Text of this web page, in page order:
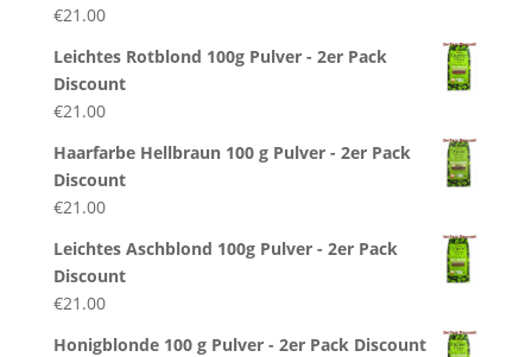
€21.00
Leichtes Rotblond 100g Pulver - 2er Pack
Discount
€21.00
Haarfarbe Hellbraun 100 g Pulver - 2er Pack
Discount
€21.00
Leichtes Aschblond 100g Pulver - 2er Pack
Discount
€21.00
Honigblonde 100 g Pulver - 2er Pack Discount